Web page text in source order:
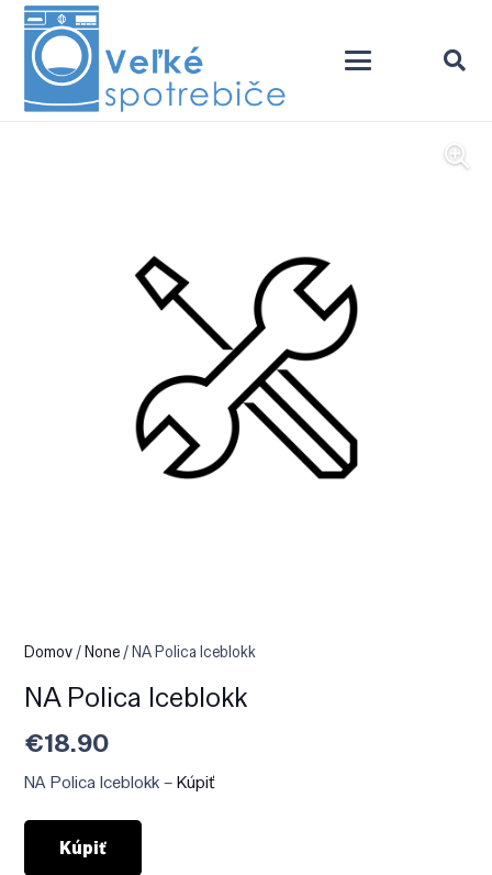
Domov/None/ NA Polica Iceblokk
NA Polica Iceblokk
€18.90
NA Polica Iceblokk –Kúpiť
Kúpiť